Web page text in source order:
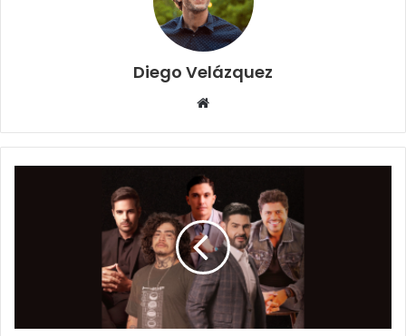
Diego Velázquez
Website